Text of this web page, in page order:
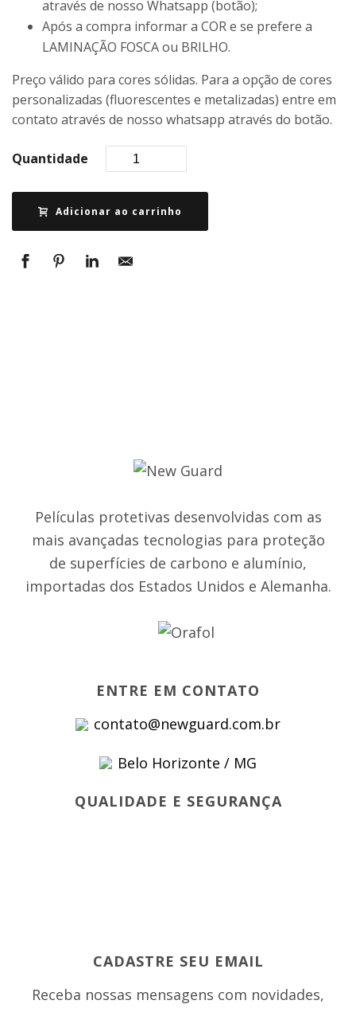
através de nosso Whatsapp (botão);
Após a compra informar a COR e se prefere a
LAMINAÇÃO FOSCA ou BRILHO.
Preço válido para cores sólidas. Para a opção de cores
personalizadas (fluorescentes e metalizadas) entre em
contato através de nosso whatsapp através do botão.
Quantidade
Adicionar ao carrinho
Películas protetivas desenvolvidas com as
mais avançadas tecnologias para proteção
de superfícies de carbono e alumínio,
importadas dos Estados Unidos e Alemanha.
ENTRE EM CONTATO
contato@newguard.com.br
Belo Horizonte / MG
QUALIDADE E SEGURANÇA
CADASTRE SEU EMAIL
Receba nossas mensagens com novidades,